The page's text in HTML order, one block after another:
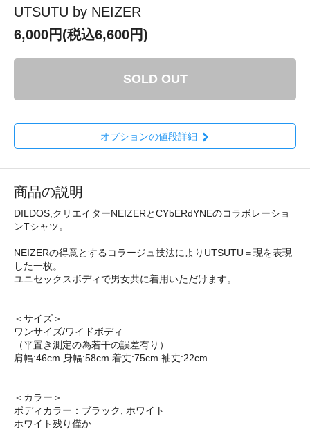
UTSUTU by NEIZER
6,000円(税込6,600円)
SOLD OUT
オプションの値段詳細
商品の説明
DILDOS,クリエイターNEIZERとCYbERdYNEのコラボレーショ
ンTシャツ。
NEIZERの得意とするコラージュ技法によりUTSUTU＝現を表現
した一枚。
ユニセックスボディで男女共に着用いただけます。
＜サイズ＞
ワンサイズ/ワイドボディ
（平置き測定の為若干の誤差有り）
肩幅:46cm 身幅:58cm 着丈:75cm 袖丈:22cm
＜カラー＞
ボディカラー：ブラック, ホワイト
ホワイト残り僅か